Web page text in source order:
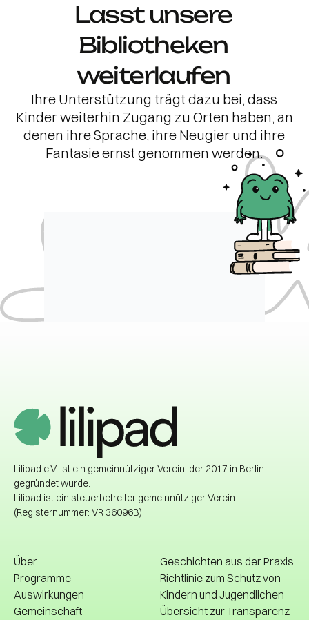
Lasst unsere
Bibliotheken
weiterlaufen
Ihre Unterstützung trägt dazu bei, dass
Kinder weiterhin Zugang zu Orten haben, an
denen ihre Sprache, ihre Neugier und ihre
Fantasie ernst genommen werden.
Lilipad e.V. ist ein gemeinnütziger Verein, der 2017 in Berlin
gegründet wurde.
Lilipad ist ein steuerbefreiter gemeinnütziger Verein
(Registernummer: VR 36096B).
Über
Über
Programme
Auswirkungen
Gemeinschaft
Geschichten aus der Praxis
Geschichten aus der Praxis
Richtlinie zum Schutz von
Kindern und Jugendlichen
Übersicht zur Transparenz